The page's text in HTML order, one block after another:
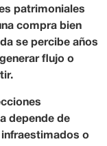
patrimoniales
compra bien
se percibe años
flujo o
depende de
o